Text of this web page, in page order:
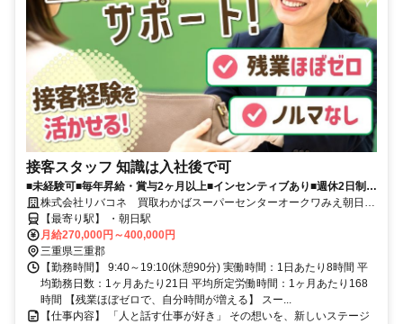
接客スタッフ 知識は入社後で可
■未経験可■毎年昇給・賞与2ヶ月以上■インセンティブあり■週休2日制・
リフレッシュ休暇あり■社販制度あり
株式会社リバコネ 買取わかばスーパーセンターオークワみえ朝日イ
ンター店
【最寄り駅】 ・朝日駅
月給270,000円～400,000円
三重県三重郡
【勤務時間】 9:40～19:10(休憩90分) 実働時間：1日あたり8時間 平
均勤務日数：1ヶ月あたり21日 平均所定労働時間：1ヶ月あたり168
時間 【残業ほぼゼロで、自分時間が増える】 スー...
【仕事内容】 「人と話す仕事が好き」 その想いを、新しいステージ